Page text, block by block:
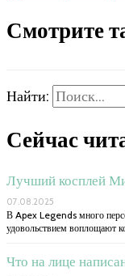
Смотрите
Найти:
Сейчас
Лучший косплей
07.08.2025
В Apex Legends много
удовольствием воплощают
Что на лице